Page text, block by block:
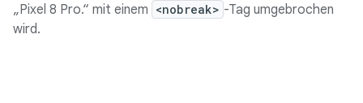
„Pixel 8 Pro.“ mit einem <nobreak> -Tag umgebrochen
wird.